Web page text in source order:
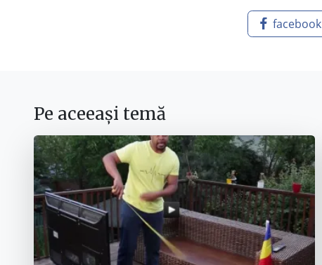
facebook
Pe aceeași temă